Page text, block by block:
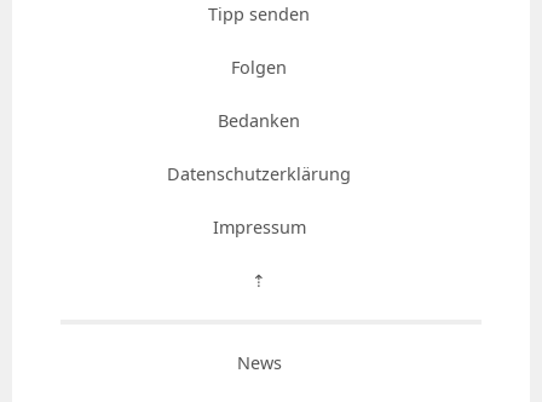
Tipp senden
Folgen
Bedanken
Datenschutzerklärung
Impressum
⇡
News